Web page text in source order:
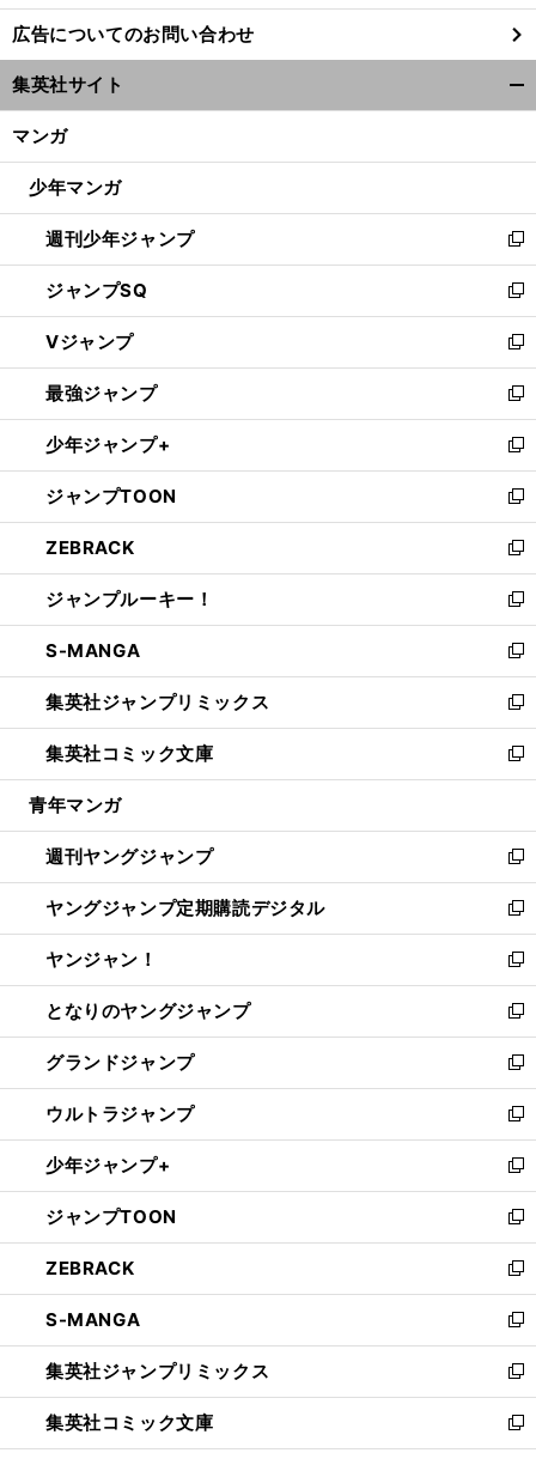
し
い
ウ
ィ
ン
ウ
開
く
広告についてのお問い合わせ
集英社サイト
マンガ
少年マンガ
週刊少年ジャンプ
新
し
い
ウ
ィ
ン
ド
ウ
で
開
く
ジャンプSQ
新
し
い
ウ
ィ
ン
ド
ウ
で
開
く
Vジャンプ
新
し
い
ウ
ィ
ン
ド
ウ
で
開
く
最強ジャンプ
新
し
い
ウ
ィ
ン
ド
ウ
で
開
く
少年ジャンプ+
新
し
い
ウ
ィ
ン
ド
ウ
で
開
く
ジャンプTOON
新
し
い
ウ
ィ
ン
ド
ウ
で
開
く
ZEBRACK
新
し
い
ウ
ィ
ン
ド
ウ
で
開
ジャンプルーキー！
新
し
い
ウ
ィ
ン
ド
ウ
開
く
S-MANGA
新
し
い
ウ
ィ
ン
ウ
で
開
く
集英社ジャンプリミックス
新
し
い
ウ
ン
ド
ウ
で
開
く
集英社コミック文庫
新
し
ウ
ィ
ン
ド
ウ
で
開
く
青年マンガ
週刊ヤングジャンプ
新
し
い
ウ
ィ
ン
ド
ウ
で
開
く
ヤングジャンプ定期購読デジタル
新
し
い
ウ
ィ
ン
ド
ウ
で
開
く
ヤンジャン！
新
し
い
ウ
ィ
ン
ド
ウ
で
開
く
となりのヤングジャンプ
新
し
い
ウ
ィ
ン
ド
ウ
で
開
く
グランドジャンプ
新
し
い
ウ
ィ
ン
ド
ウ
で
開
く
ウルトラジャンプ
新
し
い
ウ
ィ
ン
ド
ウ
で
開
く
少年ジャンプ+
新
し
い
ウ
ィ
ン
ド
ウ
で
開
く
ジャンプTOON
新
し
い
ウ
ィ
ン
ド
ウ
で
開
ZEBRACK
新
し
い
ウ
ィ
ン
ド
ウ
S-MANGA
新
し
い
ウ
ィ
ン
集英社ジャンプリミックス
新
し
い
ウ
集英社コミック文庫
新
し